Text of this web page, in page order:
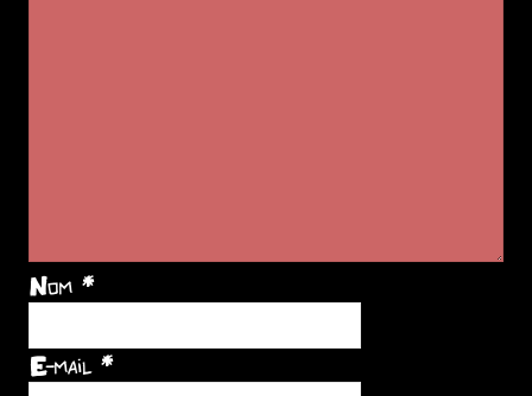
Nom *
E-mail *